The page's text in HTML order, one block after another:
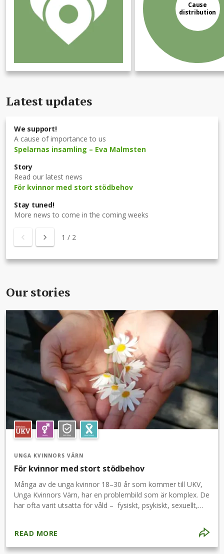
Cause
distribution
Latest updates
We support!
A cause of importance to us
Spelarnas insamling – Eva Malmsten
Story
Read our latest news
För kvinnor med stort stödbehov
Stay tuned!
More news to come in the coming weeks
1 / 2
Our stories
UNGA KVINNORS VÄRN
För kvinnor med stort stödbehov
Många av de unga kvinnor 18–30 år som kommer till UKV,
Unga Kvinnors Värn, har en problembild som är komplex. De
har ofta varit utsatta för våld – fysiskt, psykiskt, sexuellt,
vanligt bland kvinnorna.UKV har resurser och kompetens att
ta hand om dessa kvinnor och utgår alltid från varje individs
READ MORE